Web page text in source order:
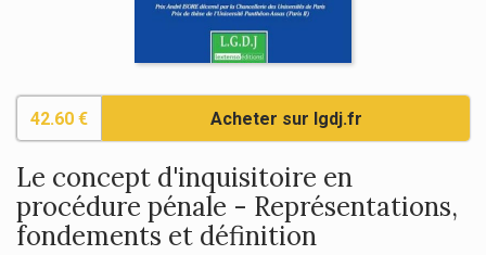
42.60 € Acheter sur lgdj.fr
Le concept d'inquisitoire en
procédure pénale - Représentations,
fondements et définition